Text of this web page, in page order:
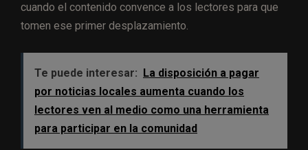
cuando el contenido convence a los lectores para que
tomen ese primer desplazamiento.
Te puede interesar:
La disposición a pagar
por noticias locales aumenta cuando los
lectores ven al medio como una herramienta
para participar en la comunidad